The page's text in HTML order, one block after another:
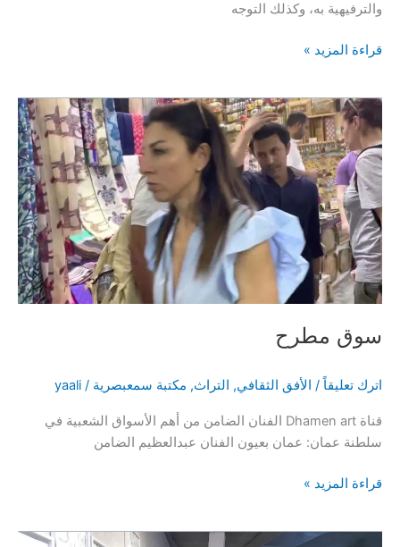
والترفيهية به، وكذلك التوجه
بحث
سوق
مطرح
وميناء
الصيد
بقريات
قراءة المزيد »
سوق مطرح
اترك تعليقاً / الأفق الثقافي, التراث, مكتبة سمعبصرية /
yaali
قناة Dhamen art الفنان الضامن من أهم الأسواق الشعبية في
سلطنة عمان: عمان بعيون الفنان عبدالعظيم الضامن
سوق
قراءة المزيد »